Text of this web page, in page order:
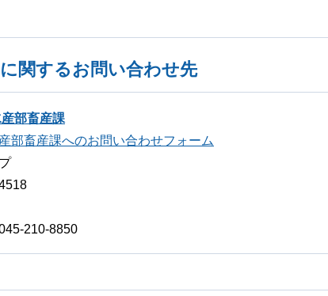
関するお問い合わせ先
部畜産課
部畜産課へのお問い合わせフォーム
210-8850